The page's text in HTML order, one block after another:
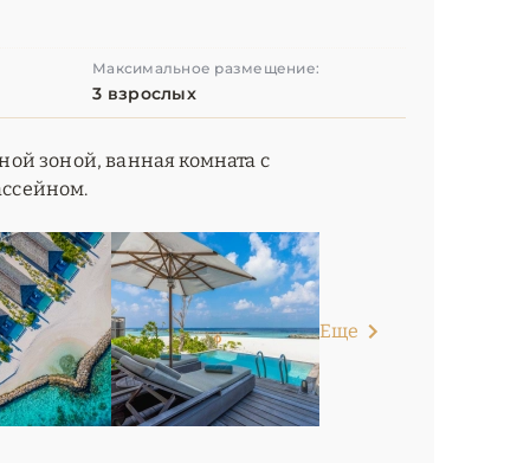
Максимальное размещение:
3 взрослых
зоной, ванная комната с
Еще